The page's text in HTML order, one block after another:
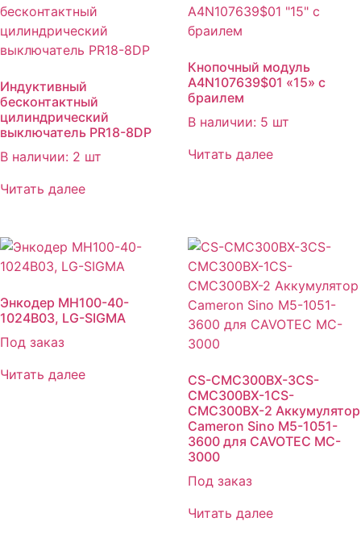
Индуктивный
бесконтактный
цилиндрический
выключатель PR18-8DP
В наличии: 2 шт
Читать далее
Кнопочный модуль
А4N107639$01 «15» с
браилем
В наличии: 5 шт
Читать далее
Энкодер MH100-40-
1024B03, LG-SIGMA
Под заказ
Читать далее
CS-CMC300BX-3CS-
CMC300BX-1CS-
CMC300BX-2 Аккумулятор
Cameron Sino M5-1051-
3600 для CAVOTEC MC-
3000
Под заказ
Читать далее